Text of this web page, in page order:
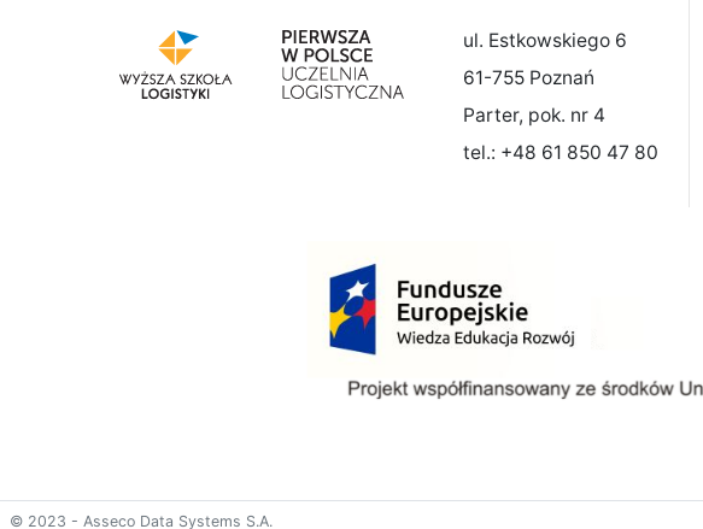
ul. Estkowskiego 6
61-755 Poznań
Parter, pok. nr 4
tel.: +48 61 850 47 80
© 2023 - Asseco Data Systems S.A.